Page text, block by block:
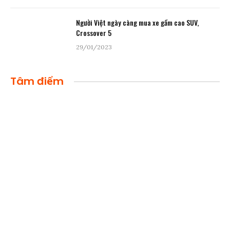
Người Việt ngày càng mua xe gầm cao SUV,
Crossover 5
29/01/2023
Tâm điểm